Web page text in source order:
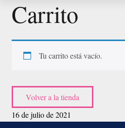
Carrito
Tu carrito está vacío.
Volver a la tienda
16 de julio de 2021